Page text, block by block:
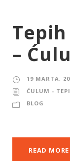
–
19 MARTA,
ĆULUM -
BLOG
READ MORE